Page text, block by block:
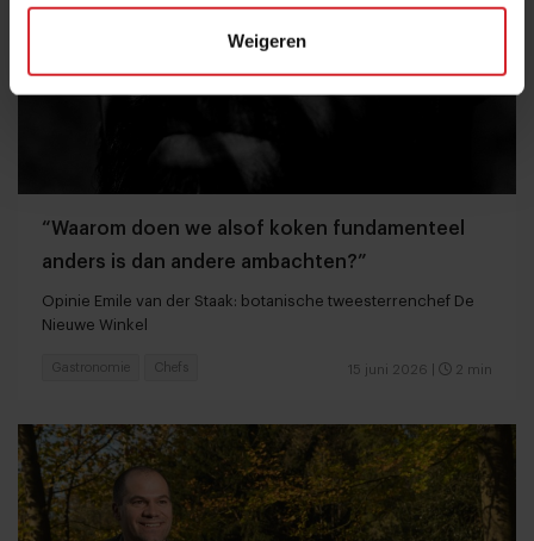
Weigeren
“Waarom doen we alsof koken fundamenteel
anders is dan andere ambachten?”
Opinie Emile van der Staak: botanische tweesterrenchef De
Nieuwe Winkel
15 juni 2026 2 min
Gastronomie Chefs